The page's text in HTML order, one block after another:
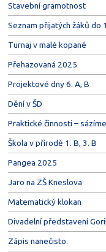
Stavební gramotnost
Seznam přijatých žáků do
Turnaj v malé kopané
Přehazovaná 2025
Projektové dny 6. A, B
Dění v ŠD
Praktické činnosti –
Škola v přírodě 1. B, 3. B
Pangea 2025
Jaro na ZŠ Kneslova
Matematický klokan
Divadelní představení
Zápis nanečisto.